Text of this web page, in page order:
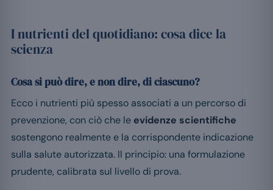
I nutrienti del quotidiano: cosa dice la
scienza
Cosa si può dire, e non dire, di ciascuno?
Ecco i nutrienti più spesso associati a un percorso di
prevenzione, con ciò che le evidenze scientifiche
sostengono realmente e la corrispondente indicazione
sulla salute autorizzata. Il principio: una formulazione
prudente, calibrata sul livello di prova.